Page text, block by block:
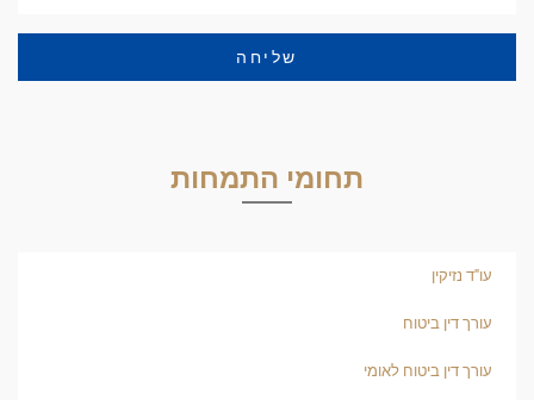
שליחה
תחומי התמחות
עו"ד נזיקין
עורך דין ביטוח
עורך דין ביטוח לאומי